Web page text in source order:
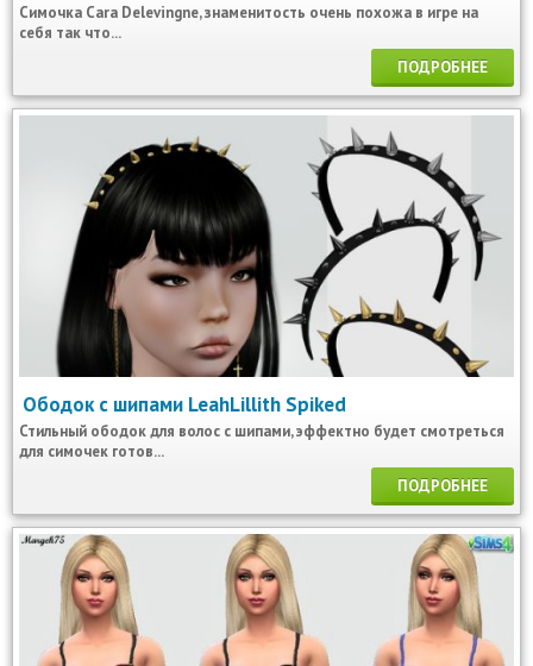
Симочка Cara Delevingne, знаменитость очень похожа в игре на
себя так что...
ПОДРОБНЕЕ
Ободок с шипами LeahLillith Spiked
Стильный ободок для волос с шипами, эффектно будет смотреться
для симочек готов...
ПОДРОБНЕЕ